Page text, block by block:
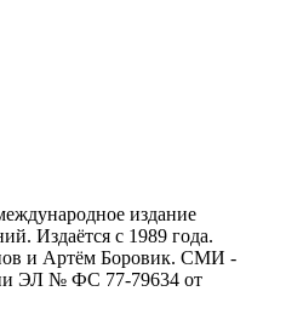
издание
Издаётся с 1989 года.
и Артём Боровик. CМИ -
ЭЛ № ФС 77-79634 от